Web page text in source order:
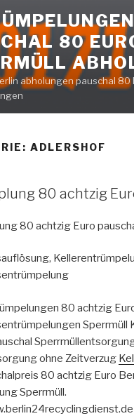
80
abholungen pauschal 80
ADLERSHOF
80 achtzig
80 achtzig Euro
80 achtzig
Sperrmüll
ohne Zeitverzug
80 achtzig Euro
Sperrmüll.